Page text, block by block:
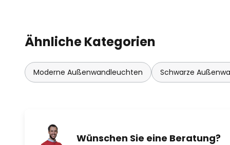
Ähnliche Kategorien
Moderne Außenwandleuchten Schwarze
Wünschen Sie eine Beratung?